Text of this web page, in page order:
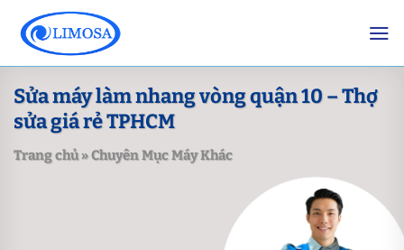
content
Sửa máy làm nhang vòng quận 10 – Thợ
sửa giá rẻ TPHCM
Trang chủ»Chuyên Mục Máy Khác